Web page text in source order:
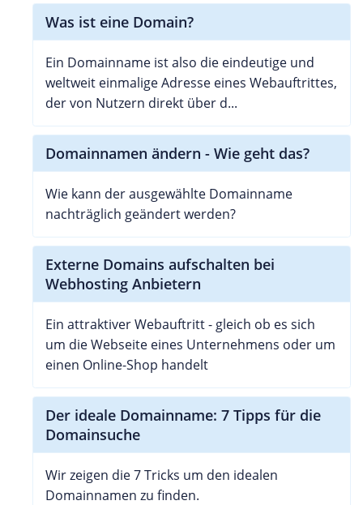
Was ist eine Domain?
Ein Domainname ist also die eindeutige und
weltweit einmalige Adresse eines Webauftrittes,
der von Nutzern direkt über d...
Domainnamen ändern - Wie geht das?
Wie kann der ausgewählte Domainname
nachträglich geändert werden?
Externe Domains aufschalten bei
Webhosting Anbietern
Ein attraktiver Webauftritt - gleich ob es sich
um die Webseite eines Unternehmens oder um
einen Online-Shop handelt
Der ideale Domainname: 7 Tipps für die
Domainsuche
Wir zeigen die 7 Tricks um den idealen
Domainnamen zu finden.